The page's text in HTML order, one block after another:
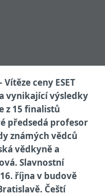
ceny ESET
vynikající výsledky
z 15 finalistů
předsedá profesor
známých vědců
vědkyně a
Slavnostní
října v budově
Čeští